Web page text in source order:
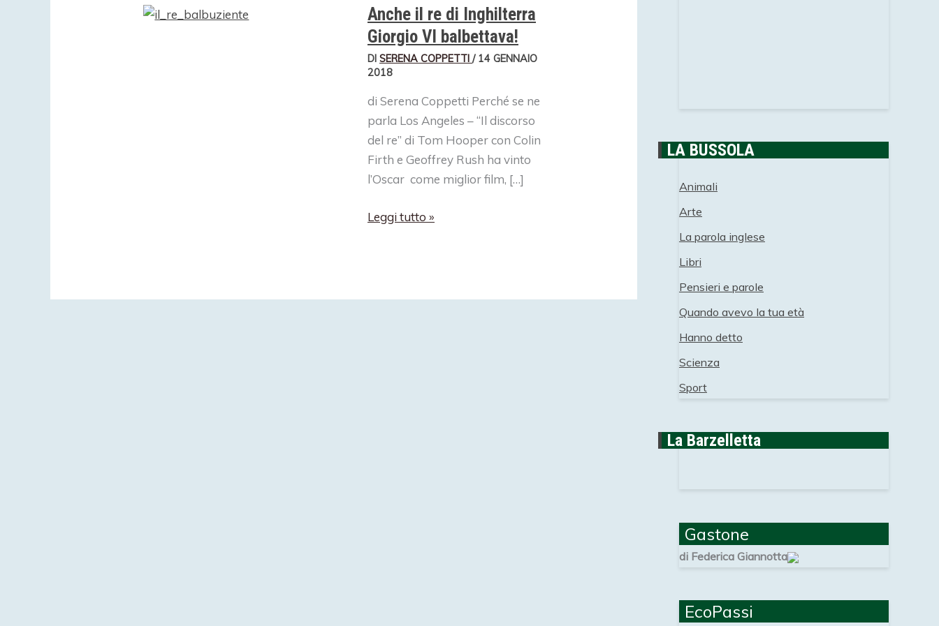
Anche il re di Inghilterra
Giorgio VI balbettava!
DI SERENA COPPETTI / 14 GENNAIO
2018
di Serena Coppetti Perché se ne
parla Los Angeles – “Il discorso
del re” di Tom Hooper con Colin
Firth e Geoffrey Rush ha vinto
l’Oscar come miglior film, […]
Anche
Leggi tutto »
LA BUSSOLA
Animali
Arte
La parola inglese
Libri
Pensieri e parole
Quando avevo la tua età
Hanno detto
Scienza
Sport
La Barzelletta
Gastone
di Federica Giannotta
EcoPassi